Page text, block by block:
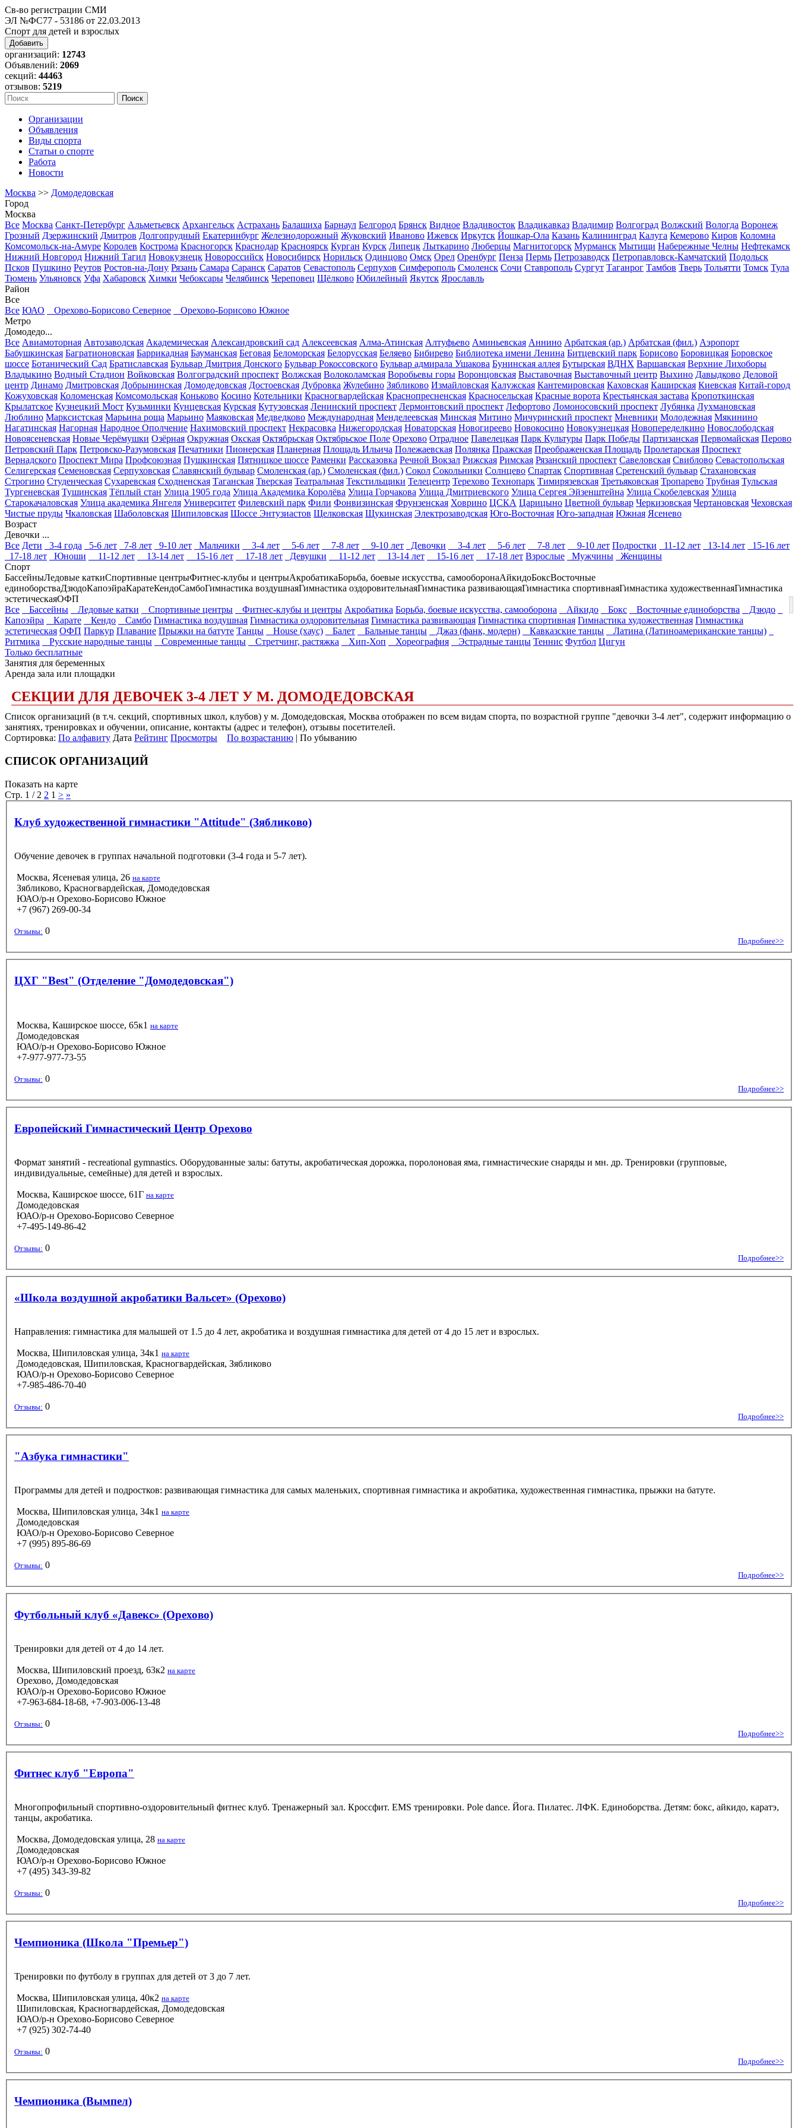
Св-во регистрации СМИ
ЭЛ №ФС77 - 53186 от 22.03.2013
Спорт для детей и взрослых
Добавить
организаций: 12743
Объявлений: 2069
секций: 44463
отзывов: 5219
Организации
Объявления
Виды спорта
Статьи о спорте
Работа
Новости
Москва >> Домодедовская
Город
Москва
Все Москва Санкт-Петербург Альметьевск Архангельск Астрахань Балашиха Барнаул Белгород Брянск Видное Владивосток Владикавказ Владимир Волгоград Волжский Вологда Воронеж
Грозный Дзержинский Дмитров Долгопрудный Екатеринбург Железнодорожный Жуковский Иваново Ижевск Иркутск Йошкар-Ола Казань Калининград Калуга Кемерово Киров Коломна
Комсомольск-на-Амуре Королев Кострома Красногорск Краснодар Красноярск Курган Курск Липецк Лыткарино Люберцы Магнитогорск Мурманск Мытищи Набережные Челны Нефтекамск
Нижний Новгород Нижний Тагил Новокузнецк Новороссийск Новосибирск Норильск Одинцово Омск Орел Оренбург Пенза Пермь Петрозаводск Петропавловск-Камчатский Подольск
Псков Пушкино Реутов Ростов-на-Дону Рязань Самара Саранск Саратов Севастополь Серпухов Симферополь Смоленск Сочи Ставрополь Сургут Таганрог Тамбов Тверь Тольятти Томск Тула
Тюмень Ульяновск Уфа Хабаровск Химки Чебоксары Челябинск Череповец Щёлково Юбилейный Якутск Ярославль
Район
Все
Все ЮАО Орехово-Борисово Северное
Орехово-Борисово Южное
Метро
Домодедо...
Все Авиамоторная Автозаводская Академическая Александровский сад Алексеевская Алма-Атинская Алтуфьево Аминьевская Аннино Арбатская (ар.) Арбатская (фил.) Аэропорт
Бабушкинская Багратионовская Баррикадная Бауманская Беговая Беломорская Белорусская Беляево Бибирево Библиотека имени Ленина Битцевский парк Борисово Боровицкая Боровское
шоссе Ботанический Сад Братиславская Бульвар Дмитрия Донского Бульвар Рокоссовского Бульвар адмирала Ушакова Бунинская аллея Бутырская ВДНХ Варшавская Верхние Лихоборы
Владыкино Водный Стадион Войковская Волгоградский проспект Волжская Волоколамская Воробьевы горы Воронцовская Выставочная Выставочный центр Выхино Давыдково Деловой
центр Динамо Дмитровская Добрынинская Домодедовская Достоевская Дубровка Жулебино Зябликово Измайловская Калужская Кантемировская Каховская Каширская Киевская Китай-город
Кожуховская Коломенская Комсомольская Коньково Косино Котельники Красногвардейская Краснопресненская Красносельская Красные ворота Крестьянская застава Кропоткинская
Крылатское Кузнецкий Мост Кузьминки Кунцевская Курская Кутузовская Ленинский проспект Лермонтовский проспект Лефортово Ломоносовский проспект Лубянка Лухмановская
Люблино Марксистская Марьина роща Марьино Маяковская Медведково Международная Менделеевская Минская Митино Мичуринский проспект Мневники Молодежная Мякинино
Нагатинская Нагорная Народное Ополчение Нахимовский проспект Некрасовка Нижегородская Новаторская Новогиреево Новокосино Новокузнецкая Новопеределкино Новослободская
Новоясеневская Новые Черёмушки Озёрная Окружная Окская Октябрьская Октябрьское Поле Орехово Отрадное Павелецкая Парк Культуры Парк Победы Партизанская Первомайская Перово
Петровский Парк Петровско-Разумовская Печатники Пионерская Планерная Площадь Ильича Полежаевская Полянка Пражская Преображенская Площадь Пролетарская Проспект
Вернадского Проспект Мира Профсоюзная Пушкинская Пятницкое шоссе Раменки Рассказовка Речной Вокзал Рижская Римская Рязанский проспект Савеловская Свиблово Севастопольская
Селигерская Семеновская Серпуховская Славянский бульвар Смоленская (ар.) Смоленская (фил.) Сокол Сокольники Солнцево Спартак Спортивная Сретенский бульвар Стахановская
Строгино Студенческая Сухаревская Сходненская Таганская Тверская Театральная Текстильщики Телецентр Терехово Технопарк Тимирязевская Третьяковская Тропарево Трубная Тульская
Тургеневская Тушинская Тёплый стан Улица 1905 года Улица Академика Королёва Улица Горчакова Улица Дмитриевского Улица Сергея Эйзенштейна Улица Скобелевская Улица
Старокачаловская Улица академика Янгеля Университет Филевский парк Фили Фонвизинская Фрунзенская Ховрино ЦСКА Царицыно Цветной бульвар Черкизовская Чертановская Чеховская
Чистые пруды Чкаловская Шаболовская Шипиловская Шоссе Энтузиастов Щелковская Щукинская Электрозаводская Юго-Восточная Юго-западная Южная Ясенево
Возраст
Девочки ...
Все Дети 3-4 года 5-6 лет 7-8 лет 9-10 лет Мальчики 3-4 лет 5-6 лет 7-8 лет 9-10 лет Девочки 3-4 лет 5-6 лет 7-8 лет 9-10 лет Подростки 11-12 лет 13-14 лет
15-16 лет
17-18 лет
Юноши 11-12 лет 13-14 лет 15-16 лет 17-18 лет Девушки 11-12 лет 13-14 лет 15-16 лет 17-18 лет Взрослые Мужчины
Женщины
Спорт
БассейныЛедовые каткиСпортивные центрыФитнес-клубы и центрыАкробатикаБорьба, боевые искусства, самооборонаАйкидоБоксВосточные
единоборстваДзюдоКапоэйраКаратеКендоСамбоГимнастика воздушнаяГимнастика оздоровительнаяГимнастика развивающаяГимнастика спортивнаяГимнастика художественнаяГимнастика
эстетическаяОФП
Все
Бассейны Ледовые катки Спортивные центры Фитнес-клубы и центры Акробатика Борьба, боевые искусства, самооборона Айкидо Бокс Восточные единоборства
Дзюдо
Капоэйра
Карате Кендо Самбо Гимнастика воздушная Гимнастика оздоровительная Гимнастика развивающая Гимнастика спортивная Гимнастика художественная Гимнастика
эстетическая ОФП Паркур Плавание Прыжки на батуте Танцы House (хаус) Балет Бальные танцы Джаз (фанк, модерн) Кавказские танцы
Латина (Латиноамериканские танцы)
Ритмика
Русские народные танцы Современные танцы Стретчинг, растяжка Хип-Хоп Хореография Эстрадные танцы Теннис Футбол Цигун
Только бесплатные
Занятия для беременных
Аренда зала или площадки
СЕКЦИИ ДЛЯ ДЕВОЧЕК 3-4 ЛЕТ У М. ДОМОДЕДОВСКАЯ
Список организаций (в т.ч. секций, спортивных школ, клубов) у м. Домодедовская, Москва отображен по всем видам спорта, по возрастной группе "девочки 3-4 лет", содержит информацию о
занятиях, тренировках и обучении, описание, контакты (адрес и телефон), отзывы посетителей.
Сортировка: По алфавиту Дата Рейтинг Просмотры По возрастанию | По убыванию
СПИСОК ОРГАНИЗАЦИЙ
Показать на карте
Стр. 1 / 2 2 1 > »
Клуб художественной гимнастики "Attitude" (Зябликово)
Обучение девочек в группах начальной подготовки (3-4 года и 5-7 лет).
Москва, Ясеневая улица, 26 на карте
Зябликово, Красногвардейская, Домодедовская
ЮАО/р-н Орехово-Борисово Южное
+7 (967) 269-00-34
Отзывы: 0
Подробнее>>
ЦХГ "Best" (Отделение "Домодедовская")
Москва, Каширское шоссе, 65к1 на карте
Домодедовская
ЮАО/р-н Орехово-Борисово Южное
+7-977-977-73-55
Отзывы: 0
Подробнее>>
Европейский Гимнастический Центр Орехово
Формат занятий - recreational gymnastics. Оборудованные залы: батуты, акробатическая дорожка, поролоновая яма, гимнастические снаряды и мн. др. Тренировки (групповые,
индивидуальные, семейные) для детей и взрослых.
Москва, Каширское шоссе, 61Г на карте
Домодедовская
ЮАО/р-н Орехово-Борисово Северное
+7-495-149-86-42
Отзывы: 0
Подробнее>>
«Школа воздушной акробатики Вальсет» (Орехово)
Направления: гимнастика для малышей от 1.5 до 4 лет, акробатика и воздушная гимнастика для детей от 4 до 15 лет и взрослых.
Москва, Шипиловская улица, 34к1 на карте
Домодедовская, Шипиловская, Красногвардейская, Зябликово
ЮАО/р-н Орехово-Борисово Северное
+7-985-486-70-40
Отзывы: 0
Подробнее>>
"Азбука гимнастики"
Программы для детей и подростков: развивающая гимнастика для самых маленьких, спортивная гимнастика и акробатика, художественная гимнастика, прыжки на батуте.
Москва, Шипиловская улица, 34к1 на карте
Домодедовская
ЮАО/р-н Орехово-Борисово Северное
+7 (995) 895-86-69
Отзывы: 0
Подробнее>>
Футбольный клуб «Давекс» (Орехово)
Тренировки для детей от 4 до 14 лет.
Москва, Шипиловский проезд, 63к2 на карте
Орехово, Домодедовская
ЮАО/р-н Орехово-Борисово Южное
+7-963-684-18-68, +7-903-006-13-48
Отзывы: 0
Подробнее>>
Фитнес клуб "Европа"
Многопрофильный спортивно-оздоровительный фитнес клуб. Тренажерный зал. Кроссфит. EMS тренировки. Pole dance. Йогa. Пилатес. ЛФК. Единоборства. Детям: бокс, айкидо, каратэ,
танцы, акробатика.
Москва, Домодедовская улица, 28 на карте
Домодедовская
ЮАО/р-н Орехово-Борисово Южное
+7 (495) 343-39-82
Отзывы: 0
Подробнее>>
Чемпионика (Школа "Премьер")
Тренировки по футболу в группах для детей от 3 до 7 лет.
Москва, Шипиловская улица, 40к2 на карте
Шипиловская, Красногвардейская, Домодедовская
ЮАО/р-н Орехово-Борисово Северное
+7 (925) 302-74-40
Отзывы: 0
Подробнее>>
Чемпионика (Вымпел)